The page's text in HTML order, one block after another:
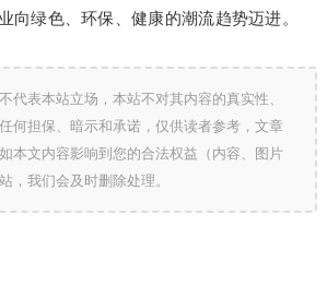
向绿色、环保、健康的潮流趋势迈进。
代表本站立场，本站不对其内容的真实性、
何担保、暗示和承诺，仅供读者参考，文章
本文内容影响到您的合法权益（内容、图片
，我们会及时删除处理。